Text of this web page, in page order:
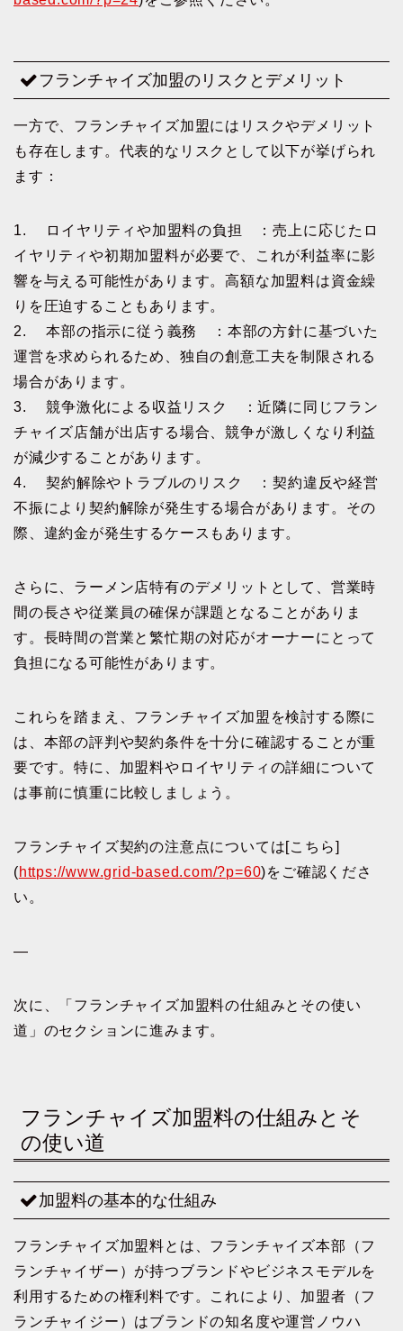
フランチャイズ加盟のリスクとデメリット
一方で、フランチャイズ加盟にはリスクやデメリット
も存在します。代表的なリスクとして以下が挙げられ
ます：
1. ロイヤリティや加盟料の負担 ：売上に応じたロ
イヤリティや初期加盟料が必要で、これが利益率に影
響を与える可能性があります。高額な加盟料は資金繰
りを圧迫することもあります。
2. 本部の指示に従う義務 ：本部の方針に基づいた
運営を求められるため、独自の創意工夫を制限される
場合があります。
3. 競争激化による収益リスク ：近隣に同じフラン
チャイズ店舗が出店する場合、競争が激しくなり利益
が減少することがあります。
4. 契約解除やトラブルのリスク ：契約違反や経営
不振により契約解除が発生する場合があります。その
際、違約金が発生するケースもあります。
さらに、ラーメン店特有のデメリットとして、営業時
間の長さや従業員の確保が課題となることがありま
す。長時間の営業と繁忙期の対応がオーナーにとって
負担になる可能性があります。
これらを踏まえ、フランチャイズ加盟を検討する際に
は、本部の評判や契約条件を十分に確認することが重
要です。特に、加盟料やロイヤリティの詳細について
は事前に慎重に比較しましょう。
フランチャイズ契約の注意点については[こちら]
(https://www.grid-based.com/?p=60)をご確認くださ
い。
—
次に、「フランチャイズ加盟料の仕組みとその使い
道」のセクションに進みます。
フランチャイズ加盟料の仕組みとそ
の使い道
加盟料の基本的な仕組み
フランチャイズ加盟料とは、フランチャイズ本部（フ
ランチャイザー）が持つブランドやビジネスモデルを
利用するための権利料です。これにより、加盟者（フ
ランチャイジー）はブランドの知名度や運営ノウハ